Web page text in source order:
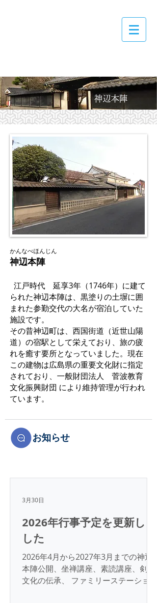
神辺本陣
かんなべほんじん​
神辺本陣
江戸時代 延享3年（1746年）に建て
られた神辺本陣は、黒塗りの土塀に囲
まれた参勤交代の大名が宿泊していた
施設です。
その昔神辺町は、西国街道（近世山陽
道）の宿駅として栄えており、旅の疲
れを癒す要所となっていました。現在
この建物は広島県の重要文化財に指定
されており、一般財団法人 菅波教育
文化振興財団 により維持管理が行われ
ています。
お知らせ
2026年行事予定を更新しま
した
2026年4月から2027年3月までの神辺
本陣公開、坐禅講座、素読講座、剣道
文化の伝承、 ファミリーステーション
3月30日